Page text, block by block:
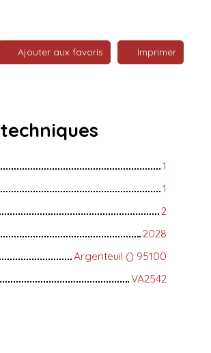
Ajouter aux favoris Imprimer
techniques
1
1
2
2028
Argenteuil () 95100
VA2542